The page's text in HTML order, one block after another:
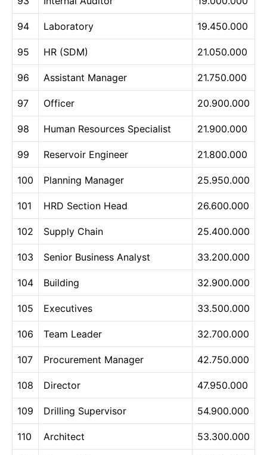
94 Laboratory 19.450.000
95 HR (SDM) 21.050.000
96 Assistant Manager 21.750.000
97 Officer 20.900.000
98 Human Resources Specialist 21.900.000
99 Reservoir Engineer 21.800.000
100 Planning Manager 25.950.000
101 HRD Section Head 26.600.000
102 Supply Chain 25.400.000
103 Senior Business Analyst 33.200.000
104 Building 32.900.000
105 Executives 33.500.000
106 Team Leader 32.700.000
107 Procurement Manager 42.750.000
108 Director 47.950.000
109 Drilling Supervisor 54.900.000
110 Architect 53.300.000